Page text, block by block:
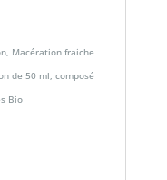
Macération fraiche
de 50 ml, composé
Bio